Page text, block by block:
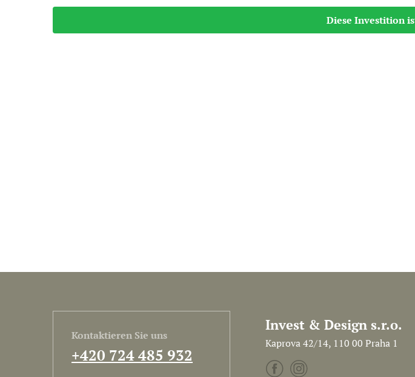
Diese Investition
Kontaktieren Sie uns
+420 724 485 932
Invest & Design s.r.o.
Kaprova 42/14, 110 00 Praha 1